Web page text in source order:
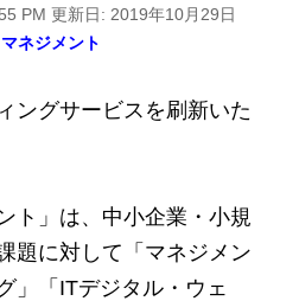
PM 更新日: 2019年10月29日
ネジメント
ングサービスを刷新いた
ト」は、中小企業・小規
題に対して「マネジメン
」「ITデジタル・ウェ